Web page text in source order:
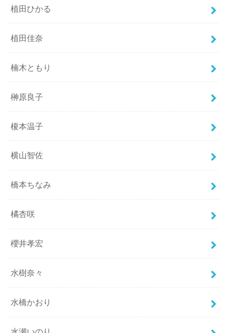
植田ひかる
植田佳奈
楠木ともり
榊原良子
榎本温子
横山智佐
橋本ちなみ
橘杏咲
櫻井孝宏
水樹奈々
水橋かおり